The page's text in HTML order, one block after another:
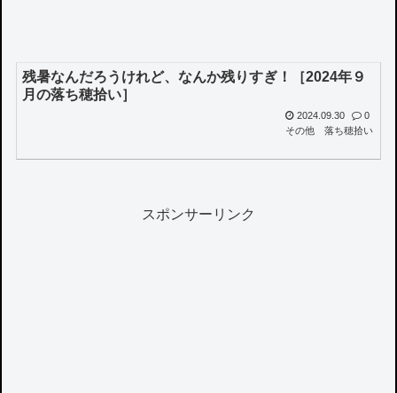
残暑なんだろうけれど、なんか残りすぎ！［2024年９
月の落ち穂拾い］
2024.09.30
0
その他
落ち穂拾い
スポンサーリンク